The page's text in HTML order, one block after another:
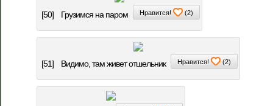
[50] Грузимся на паром Нравится! (2)
[51] Видимо, там живет отшельник Нравится! (2)